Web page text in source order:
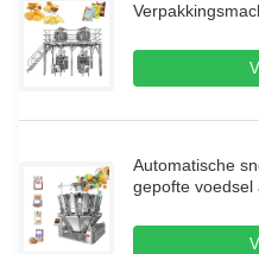
Automatische
gepofte voedsel